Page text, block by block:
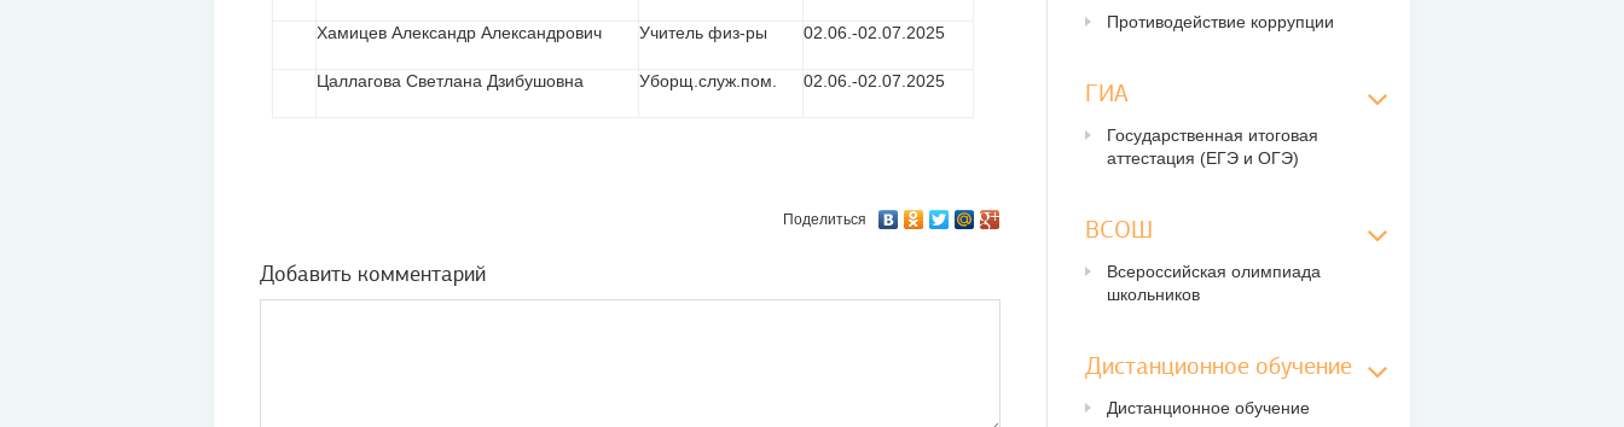
Хамицев Александр Александрович Учитель физ-ры 02.06.-02.07.2025
Цаллагова Светлана Дзибушовна Уборщ.служ.пом. 02.06.-02.07.2025
Поделиться
Добавить комментарий
Противодействие коррупции
ГИА
Государственная итоговая
аттестация (ЕГЭ и ОГЭ)
ВСОШ
Всероссийская олимпиада
школьников
Дистанционное обучение
Дистанционное обучение